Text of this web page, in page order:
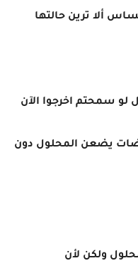
ألا ترين حالتها
سمحتم اخرجوا الآن
يضعن المحلول دون
ولكن لأن